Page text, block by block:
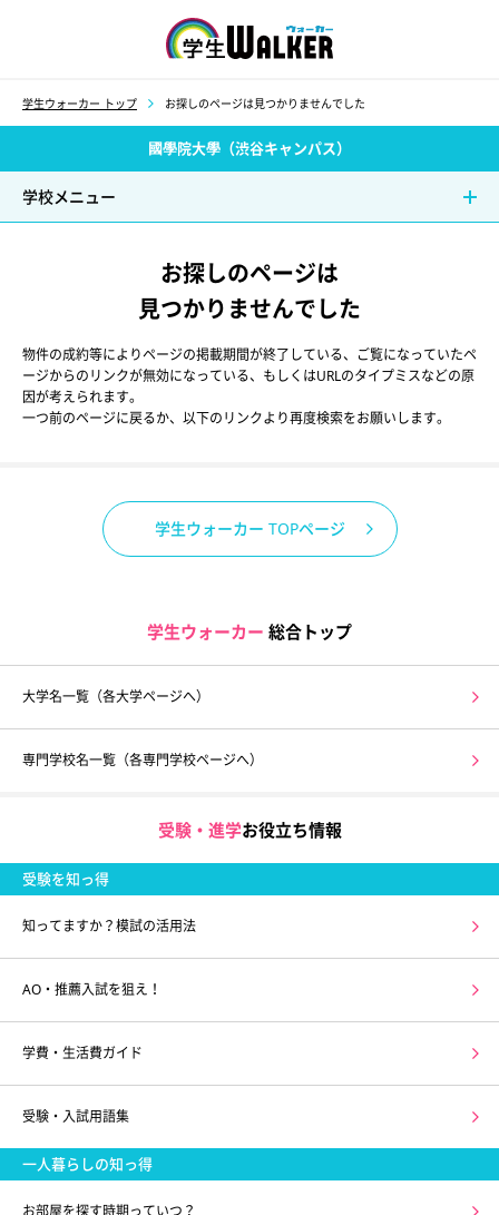
学生ウォーカー トップ お探しのページは見つかりませんでした
國學院大學（渋谷キャンパス）
学校メニュー
お探しのページは
見つかりませんでした
物件の成約等によりページの掲載期間が終了している、ご覧になっていたペ
ージからのリンクが無効になっている、もしくはURLのタイプミスなどの原
因が考えられます。
一つ前のページに戻るか、以下のリンクより再度検索をお願いします。
学生ウォーカー TOPページ
学生ウォーカー 総合トップ
大学名一覧（各大学ページへ）
専門学校名一覧（各専門学校ページへ）
受験・進学お役立ち情報
受験を知っ得
知ってますか？模試の活用法
AO・推薦入試を狙え！
学費・生活費ガイド
受験・入試用語集
一人暮らしの知っ得
お部屋を探す時期っていつ？